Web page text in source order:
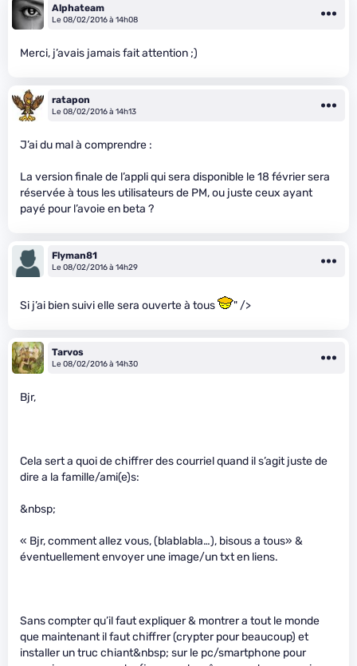
Alphateam
Le 08/02/2016 à 14h08
Merci, j’avais jamais fait attention ;)
ratapon
Le 08/02/2016 à 14h13
J’ai du mal à comprendre :
La version finale de l’appli qui sera disponible le 18 février sera
réservée à tous les utilisateurs de PM, ou juste ceux ayant
payé pour l’avoie en beta ?
Flyman81
Le 08/02/2016 à 14h29
Si j’ai bien suivi elle sera ouverte à tous " />
Tarvos
Le 08/02/2016 à 14h30
Bjr,
Cela sert a quoi de chiffrer des courriel quand il s’agit juste de
dire a la famille/ami(e)s:
&nbsp;
« Bjr, comment allez vous, (blablabla…), bisous a tous» &
éventuellement envoyer une image/un txt en liens.
Sans compter qu’il faut expliquer & montrer a tout le monde
que maintenant il faut chiffrer (crypter pour beaucoup) et
installer un truc chiant&nbsp; sur le pc/smartphone pour